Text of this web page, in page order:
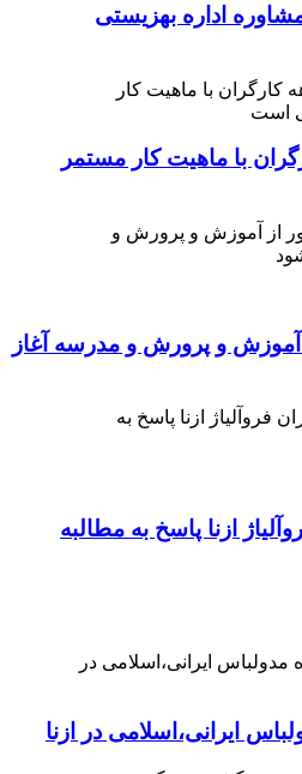
اداره بهزیستی
با ماهیت کار مستمر
و پرورش و مدرسه آغاز
ازنا پاسخ به مطالبه
ایرانی،اسلامی در ازنا